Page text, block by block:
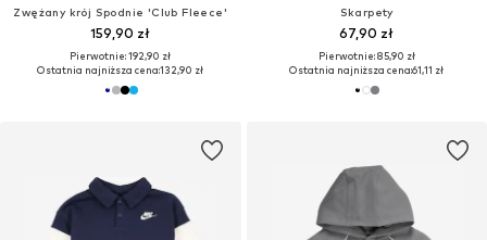
Zwężany krój Spodnie 'Club Fleece'
159,90 zł
Pierwotnie: 192,90 zł
Ostatnia najniższa cena:132,90 zł
Skarpety
67,90 zł
Pierwotnie: 85,90 zł
Ostatnia najniższa cena:61,11 zł